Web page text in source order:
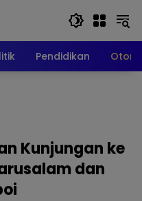
Pendidikan
Kunjungan ke
dan